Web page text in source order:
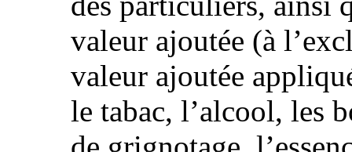
valeur ajoutée (à
valeur ajoutée
le tabac, l’alcool, les